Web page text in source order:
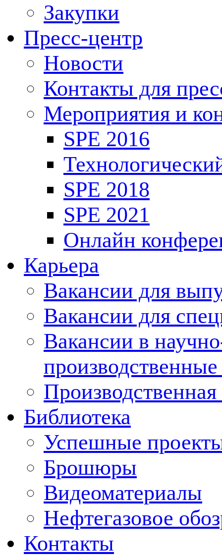
Закупки
Пресс-центр
Новости
Контакты для
Мероприятия и
SPE 2016
SPE 2018
SPE 2021
Онлайн
Карьера
Вакансии для
Вакансии для
Вакансии в
Производственная
Библиотека
Успешные
Брошюры
Видеоматериалы
Нефтегазовое
Контакты